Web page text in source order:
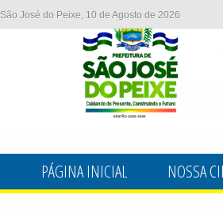
São José do Peixe, 10 de Agosto de 2026
PÁGINA INICIAL NOSSA